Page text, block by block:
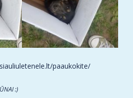
paaukokite/
:)